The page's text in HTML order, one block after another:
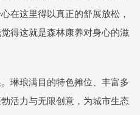
在这里得以真正的舒展放松，
得这就是森林康养对身心的滋
琳琅满目的特色摊位、丰富多
活力与无限创意，为城市生态